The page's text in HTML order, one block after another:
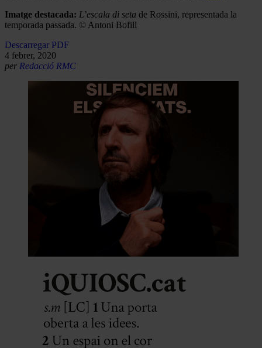
Imatge destacada: L’escala di seta de Rossini, representada la
temporada passada. © Antoni Bofill
Descarregar PDF
4 febrer, 2020
per Redacció RMC